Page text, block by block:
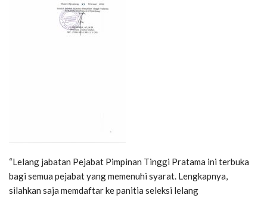
“Lelang jabatan Pejabat Pimpinan Tinggi Pratama ini terbuka
bagi semua pejabat yang memenuhi syarat. Lengkapnya,
silahkan saja memdaftar ke panitia seleksi lelang